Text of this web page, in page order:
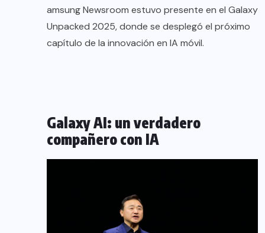
amsung Newsroom estuvo presente en el Galaxy
Unpacked 2025, donde se desplegó el próximo
capítulo de la innovación en IA móvil.
Galaxy AI: un verdadero
compañero con IA